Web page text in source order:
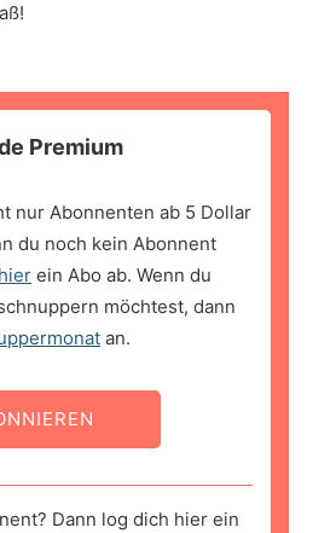
Premium
nur Abonnenten ab 5 Dollar
du noch kein Abonnent
hier ein Abo ab. Wenn du
möchtest, dann
an.
Dann log dich hier ein